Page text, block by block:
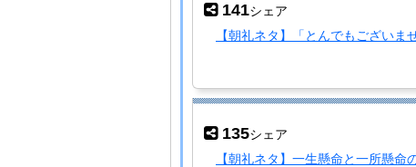
141シェア
【朝礼ネタ】「とんでもござい
135シェア
【朝礼ネタ】一生懸命と一所懸